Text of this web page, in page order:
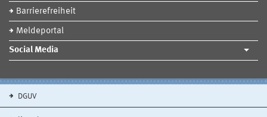
Barrierefreiheit
Meldeportal
Social Media
DGUV